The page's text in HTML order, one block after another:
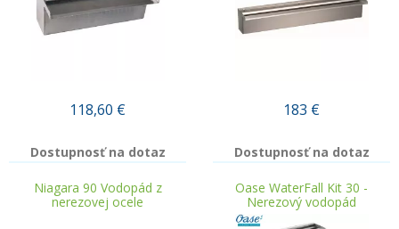
118,60 €
Dostupnosť na dotaz
183 €
Dostupnosť na dotaz
Niagara 90 Vodopád z
nerezovej ocele
Oase WaterFall Kit 30 -
Nerezový vodopád